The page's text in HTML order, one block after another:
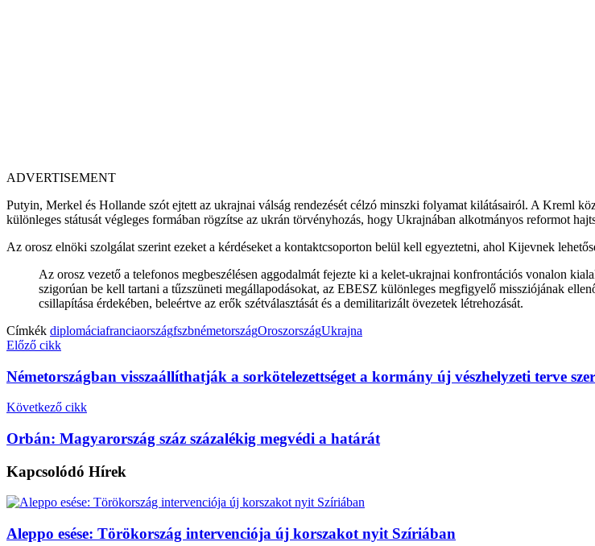
ADVERTISEMENT
Putyin, Merkel és Hollande szót ejtett az ukrajnai válság rendezését célzó minszki folyamat kilátásairól. A Kreml
különleges státusát végleges formában rögzítse az ukrán törvényhozás, hogy Ukrajnában alkotmányos reformot
Az orosz elnöki szolgálat szerint ezeket a kérdéseket a kontaktcsoporton belül kell egyeztetni, ahol Kijevnek
Az orosz vezető a telefonos megbeszélésen aggodalmát fejezte ki a kelet-ukrajnai konfrontációs vonalon
szigorúan be kell tartani a tűzszüneti megállapodásokat, az EBESZ különleges megfigyelő missziójának
csillapítása érdekében, beleértve az erők szétválasztását és a demilitarizált övezetek létrehozását.
Címkék diplomáciafranciaországfszbnémetországOroszországUkrajna
Előző cikk
Németországban visszaállíthatják a sorkötelezettséget a kormány új vészhelyzeti terve
Következő cikk
Orbán: Magyarország száz százalékig megvédi a határát
Kapcsolódó Hírek
Aleppo esése: Törökország intervenciója új korszakot nyit Szíriában